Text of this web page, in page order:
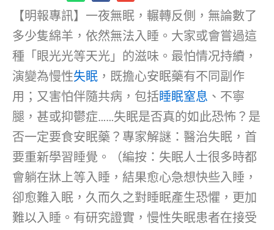
【明報專訊】一夜無眠，輾轉反側，無論數了
多少隻綿羊，依然無法入睡。大家或會嘗過這
種「眼光光等天光」的滋味。最怕情况持續，
演變為慢性失眠 ，既擔心安眠藥有不同副作
用；又害怕伴隨共病，包括睡眠窒息 、不寧
腿，甚或抑鬱症……失眠是否真的如此恐怖？是
否一定要食安眠藥？專家解謎：醫治失眠，首
要重新學習睡覺。（編按：失眠人士很多時都
會躺在牀上等入睡，結果愈心急想快些入睡，
卻愈難入眠，久而久之對睡眠產生恐懼，更加
難以入睡。有研究證實，慢性失眠患者在接受